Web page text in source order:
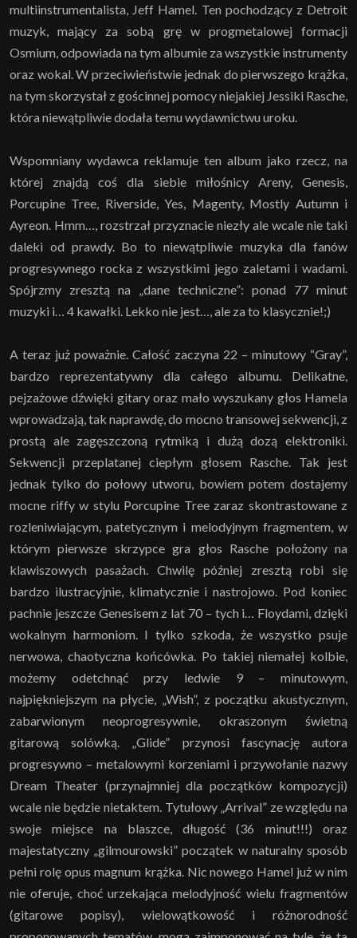
multiinstrumentalista, Jeff Hamel. Ten pochodzący z Detroit
muzyk, mający za sobą grę w progmetalowej formacji
Osmium, odpowiada na tym albumie za wszystkie instrumenty
oraz wokal. W przeciwieństwie jednak do pierwszego krążka,
na tym skorzystał z gościnnej pomocy niejakiej Jessiki Rasche,
która niewątpliwie dodała temu wydawnictwu uroku.
Wspomniany wydawca reklamuje ten album jako rzecz, na
której znajdą coś dla siebie miłośnicy Areny, Genesis,
Porcupine Tree, Riverside, Yes, Magenty, Mostly Autumn i
Ayreon. Hmm…, rozstrzał przyznacie niezły ale wcale nie taki
daleki od prawdy. Bo to niewątpliwie muzyka dla fanów
progresywnego rocka z wszystkimi jego zaletami i wadami.
Spójrzmy zresztą na „dane techniczne”: ponad 77 minut
muzyki i… 4 kawałki. Lekko nie jest…, ale za to klasycznie!;)
A teraz już poważnie. Całość zaczyna 22 – minutowy “Gray”,
bardzo reprezentatywny dla całego albumu. Delikatne,
pejzażowe dźwięki gitary oraz mało wyszukany głos Hamela
wprowadzają, tak naprawdę, do mocno transowej sekwencji, z
prostą ale zagęszczoną rytmiką i dużą dozą elektroniki.
Sekwencji przeplatanej ciepłym głosem Rasche. Tak jest
jednak tylko do połowy utworu, bowiem potem dostajemy
mocne riffy w stylu Porcupine Tree zaraz skontrastowane z
rozleniwiającym, patetycznym i melodyjnym fragmentem, w
którym pierwsze skrzypce gra głos Rasche położony na
klawiszowych pasażach. Chwilę później zresztą robi się
bardzo ilustracyjnie, klimatycznie i nastrojowo. Pod koniec
pachnie jeszcze Genesisem z lat 70 – tych i… Floydami, dzięki
wokalnym harmoniom. I tylko szkoda, że wszystko psuje
nerwowa, chaotyczna końcówka. Po takiej niemałej kolbie,
możemy odetchnąć przy ledwie 9 – minutowym,
najpiękniejszym na płycie, „Wish”, z początku akustycznym,
zabarwionym neoprogresywnie, okraszonym świetną
gitarową solówką. „Glide” przynosi fascynację autora
progresywno – metalowymi korzeniami i przywołanie nazwy
Dream Theater (przynajmniej dla początków kompozycji)
wcale nie będzie nietaktem. Tytułowy „Arrival” ze względu na
swoje miejsce na blaszce, długość (36 minut!!!) oraz
majestatyczny „gilmourowski” początek w naturalny sposób
pełni rolę opus magnum krążka. Nic nowego Hamel już w nim
nie oferuje, choć urzekająca melodyjność wielu fragmentów
(gitarowe popisy), wielowątkowość i różnorodność